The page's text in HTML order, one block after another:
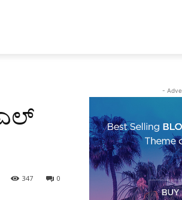
0
347
-